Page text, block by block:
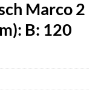
Marco 2
B: 120